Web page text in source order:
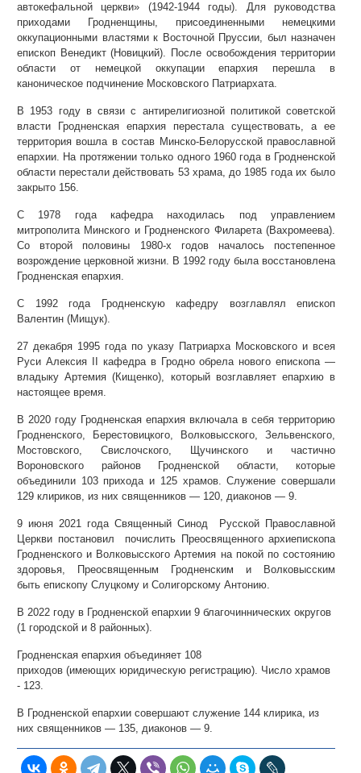
автокефальной церкви» (1942-1944 годы). Для руководства
приходами Гродненщины, присоединенными немецкими
оккупационными властями к Восточной Пруссии, был назначен
епископ Венедикт (Новицкий). После освобождения территории
области от немецкой оккупации епархия перешла в
каноническое подчинение Московского Патриархата.
В 1953 году в связи с антирелигиозной политикой советской
власти Гродненская епархия перестала существовать, а ее
территория вошла в состав Минско-Белорусской православной
епархии. На протяжении только одного 1960 года в Гродненской
области перестали действовать 53 храма, до 1985 года их было
закрыто 156.
С 1978 года кафедра находилась под управлением
митрополита Минского и Гродненского Филарета (Вахромеева).
Со второй половины 1980-х годов началось постепенное
возрождение церковной жизни. В 1992 году была восстановлена
Гродненская епархия.
С 1992 года Гродненскую кафедру возглавлял епископ
Валентин (Мищук).
27 декабря 1995 года по указу Патриарха Московского и всея
Руси Алексия II кафедра в Гродно обрела нового епископа —
владыку Артемия (Кищенко), который возглавляет епархию в
настоящее время.
В 2020 году Гродненская епархия включала в себя территорию
Гродненского, Берестовицкого, Волковысского, Зельвенского,
Мостовского, Свислочского, Щучинского и частично
Вороновского районов Гродненской области, которые
объединили 103 прихода и 125 храмов. Служение совершали
129 клириков, из них священников — 120, диаконов — 9.
9 июня 2021 года Священный Синод Русской Православной
Церкви постановил почислить Преосвященного архиепископа
Гродненского и Волковысского Артемия на покой по состоянию
здоровья, Преосвященным Гродненским и Волковысским
быть епископу Слуцкому и Солигорскому Антонию.
В 2022 году в Гродненской епархии 9 благочиннических округов
(1 городской и 8 районных).
Гродненская епархия объединяет 108
приходов (имеющих юридическую регистрацию). Число храмов
- 123.
В Гродненской епархии совершают служение 144 клирика, из
них священников — 135, диаконов — 9.